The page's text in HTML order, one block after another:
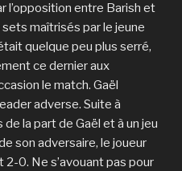
l’opposition entre Barish et
maîtrisés par le jeune
quelque peu plus serré,
ce dernier aux
le match. Gaël
adverse. Suite à
la part de Gaël et à un jeu
son adversaire, le joueur
0. Ne s’avouant pas pour